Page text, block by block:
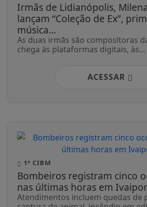
Irmãs de Lidianópolis,
lançam “Coleção de Ex”,
música...
As duas irmãs são compositoras
chega às plataformas digitais, às...
ACESSAR
1ª CIBM
Bombeiros registram cinco
nas últimas horas em
Atendimentos incluem quedas de